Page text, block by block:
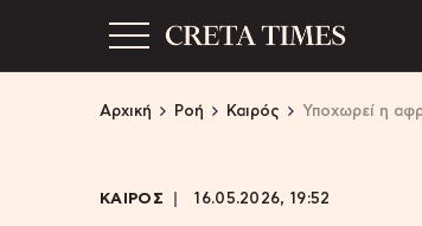
Αρχική Ροή Καιρός Υποχωρεί η
ΚΑΙΡΟΣ 16.05.2026, 19:52